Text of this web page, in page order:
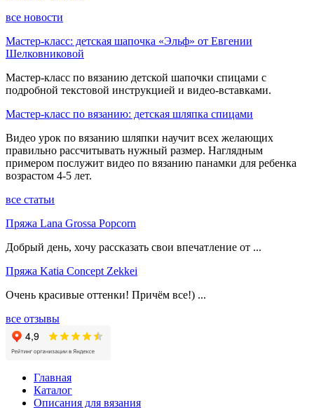
все новости
Мастер-класс: детская шапочка «Эльф» от Евгении
Шелковниковой
Мастер-класс по вязанию детской шапочки спицами с
подробной текстовой инструкцией и видео-вставками.
Мастер-класс по вязанию: детская шляпка спицами
Видео урок по вязанию шляпки научит всех желающих
правильно рассчитывать нужный размер. Наглядным
примером послужит видео по вязанию панамки для ребенка
возрастом 4-5 лет.
все статьи
Пряжа Lana Grossa Popcorn
Добрый день, хочу рассказать свои впечатление от ...
Пряжа Katia Concept Zekkei
Очень красивые оттенки! Причём все!) ...
все отзывы
Главная
Каталог
Описания для вязания